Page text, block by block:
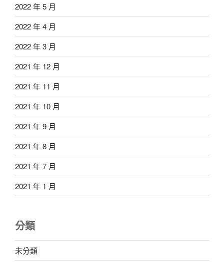
2022 年 5 月
2022 年 4 月
2022 年 3 月
2021 年 12 月
2021 年 11 月
2021 年 10 月
2021 年 9 月
2021 年 8 月
2021 年 7 月
2021 年 1 月
分類
未分類